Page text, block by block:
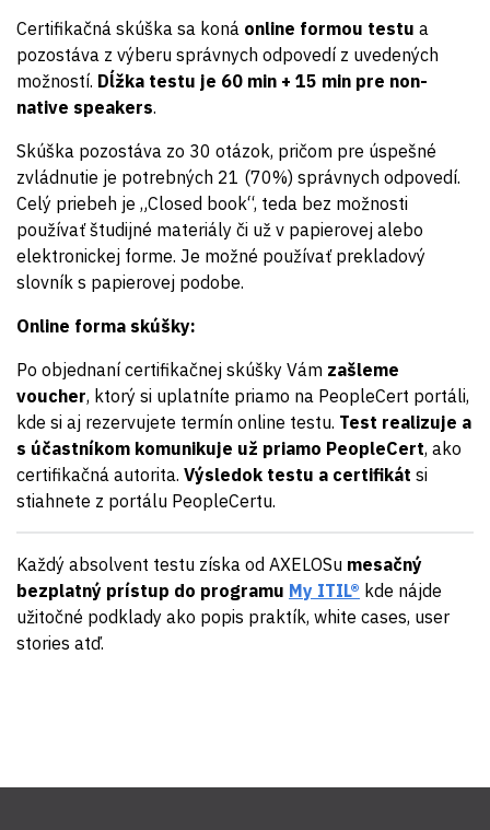
Certifikačný test nie je možné absolvovať bez
predchádzajúcej účasti na akreditovanom kurze
ITIL®4 Leader – Digital & IT Strategy
Certifikačná skúška sa koná online formou testu a
pozostáva z výberu správnych odpovedí z uvedených
možností. Dĺžka testu je 60 min + 15 min pre non-
native speakers.
Skúška pozostáva zo 30 otázok, pričom pre úspešné
zvládnutie je potrebných 21 (70%) správnych odpovedí.
Celý priebeh je „Closed book“, teda bez možnosti
používať študijné materiály či už v papierovej alebo
elektronickej forme. Je možné používať prekladový
slovník s papierovej podobe.
Online forma skúšky:
Po objednaní certifikačnej skúšky Vám zašleme
voucher, ktorý si uplatníte priamo na PeopleCert portáli,
kde si aj rezervujete termín online testu. Test realizuje a
s účastníkom komunikuje už priamo PeopleCert, ako
certifikačná autorita. Výsledok testu a certifikát si
stiahnete z portálu PeopleCertu.
Každý absolvent testu získa od AXELOSu mesačný
bezplatný prístup do programu My ITIL® kde nájde
užitočné podklady ako popis praktík, white cases, user
stories atď.